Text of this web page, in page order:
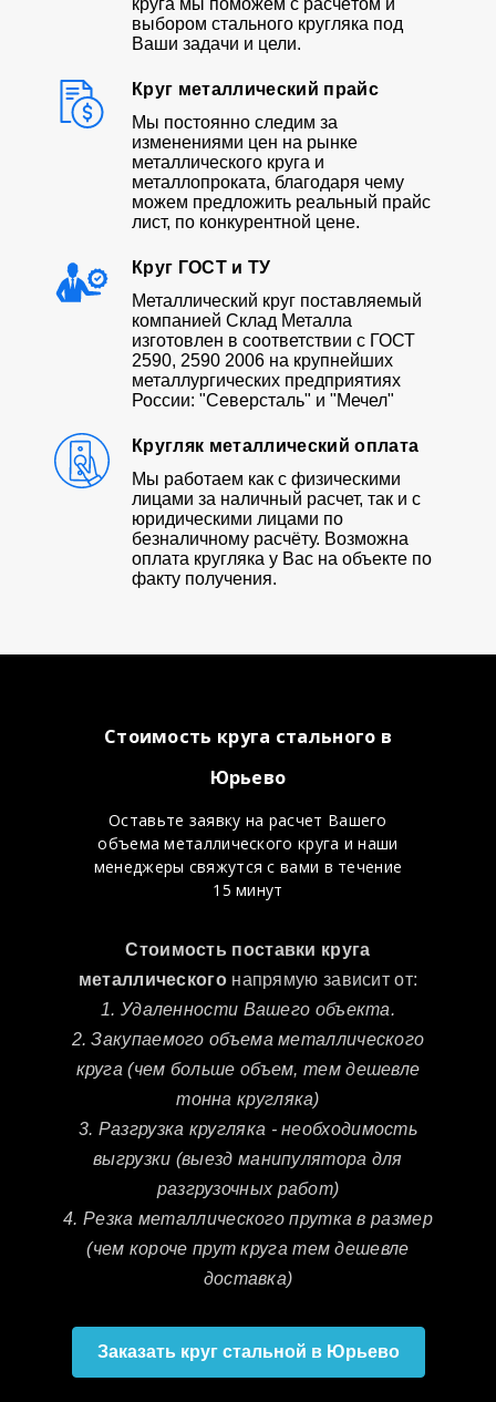
выбором стального кругляка под
Ваши задачи и цели.
Круг металлический прайс
Мы постоянно следим за
изменениями цен на рынке
металлического круга и
металлопроката, благодаря чему
можем предложить реальный прайс
лист, по конкурентной цене.
Круг ГОСТ и ТУ
Металлический круг поставляемый
компанией Склад Металла
изготовлен в соответствии с ГОСТ
2590, 2590 2006 на крупнейших
металлургических предприятиях
России: "Северсталь" и "Мечел"
Кругляк металлический оплата
Мы работаем как с физическими
лицами за наличный расчет, так и с
юридическими лицами по
безналичному расчёту. Возможна
оплата кругляка у Вас на объекте по
факту получения.
Стоимость круга стального в
Юрьево
Оставьте заявку на расчет Вашего
объема металлического круга и наши
менеджеры свяжутся с вами в течение
15 минут
Стоимость поставки круга
металлического напрямую зависит от:
1. Удаленности Вашего объекта.
2. Закупаемого объема металлического
круга (чем больше объем, тем дешевле
тонна кругляка)
3. Разгрузка кругляка - необходимость
выгрузки (выезд манипулятора для
разгрузочных работ)
4. Резка металлического прутка в размер
(чем короче прут круга тем дешевле
доставка)
Заказать круг стальной в Юрьево